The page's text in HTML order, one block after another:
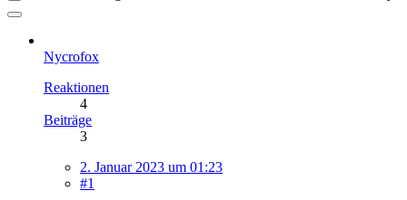
Nycrofox
Reaktionen
4
Beiträge
3
2. Januar 2023 um 01:23
#1